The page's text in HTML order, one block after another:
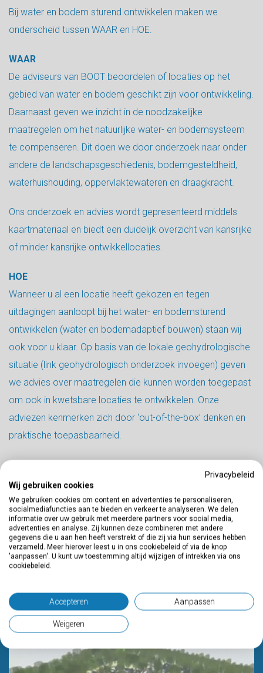
Bij water en bodem sturend ontwikkelen maken we
onderscheid tussen WAAR en HOE.
WAAR
De adviseurs van BOOT beoordelen of locaties op het
gebied van water en bodem geschikt zijn voor ontwikkeling.
Daarnaast geven we inzicht in de noodzakelijke
maatregelen om het natuurlijke water- en bodemsysteem
te compenseren. Dit doen we door onderzoek naar onder
andere de landschapsgeschiedenis, bodemgesteldheid,
waterhuishouding, oppervlaktewateren en draagkracht.
Ons onderzoek en advies wordt gepresenteerd middels
kaartmateriaal en biedt een duidelijk overzicht van kansrijke
of minder kansrijke ontwikkellocaties.
HOE
Wanneer u al een locatie heeft gekozen en tegen
uitdagingen aanloopt bij het water- en bodemsturend
ontwikkelen (water en bodemadaptief bouwen) staan wij
ook voor u klaar. Op basis van de lokale geohydrologische
situatie (link geohydrologisch onderzoek invoegen) geven
we advies over maatregelen die kunnen worden toegepast
om ook in kwetsbare locaties te ontwikkelen. Onze
adviezen kenmerken zich door ‘out-of-the-box’ denken en
praktische toepasbaarheid.
met u mee!
RECENTE
NAAR ALLE PROJECTEN
Privacybeleid
Wij gebruiken cookies
We gebruiken cookies om content en advertenties te personaliseren,
socialmediafuncties aan te bieden en verkeer te analyseren. We delen
informatie over uw gebruik met meerdere partners voor social media,
advertenties en analyse. Zij kunnen deze combineren met andere
gegevens die u aan hen heeft verstrekt of die zij via hun services hebben
verzameld. Meer hierover leest u in ons cookiebeleid of via de knop
'aanpassen'. U kunt uw toestemming altijd wijzigen of intrekken via ons
cookiebeleid.
Accepteren Aanpassen
Weigeren